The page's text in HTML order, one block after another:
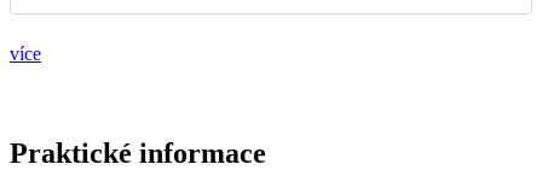
více
Praktické informace